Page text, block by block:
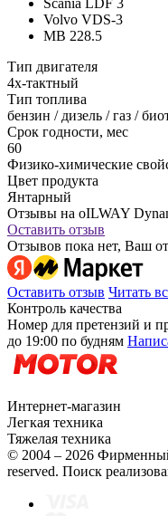
Volvo VDS-3
MB 228.5
Тип двигателя
4х-тактный
Тип топлива
бензин / дизель / газ /
Срок годности, мес
60
Физико-химические
Цвет продукта
Янтарный
Отзывы на oILWAY
Оставить отзыв
Отзывов пока нет, Ваш
Оставить отзыв Читать
Контроль качества
Номер для претензий и
до 19:00 по будням
Интернет-магазин
Легкая техника
Тяжелая техника
© 2004 – 2026
reserved. Поиск